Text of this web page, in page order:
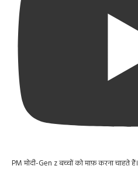
PM मोदी-Gen z बच्चों को माफ़ करना चाहते हैं।